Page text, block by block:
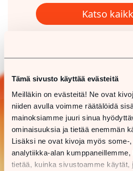
Tämä sivusto käyttää evästeitä
Meilläkin on evästeitä! Ne ovat
niiden avulla voimme räätälöidä
mainoksiamme juuri sinua
ominaisuuksia ja tietää enemmän
Lisäksi ne ovat kivoja myös some-
analytiikka-alan
tietää, kuinka sivustoamme käytät,
Katso